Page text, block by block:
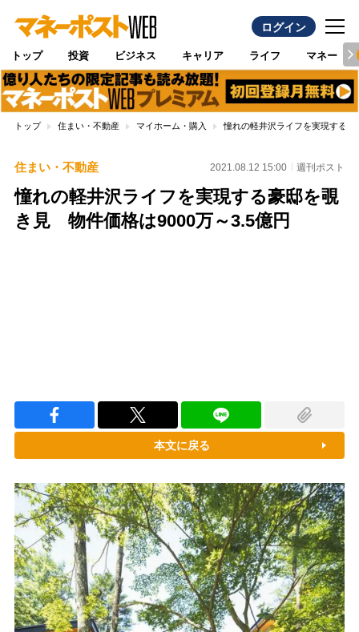
ログイン
トップ 投資 ビジネス キャリア ライフ マネー
トップ 住まい・不動産 マイホーム・購入 憧れの軽井沢ライフを実現する
住まい・不動産 2021.08.12 15:00 週刊ポスト
憧れの軽井沢ライフを実現する豪邸を覗
き見 物件価格は9000万～3.5億円
本文に戻る